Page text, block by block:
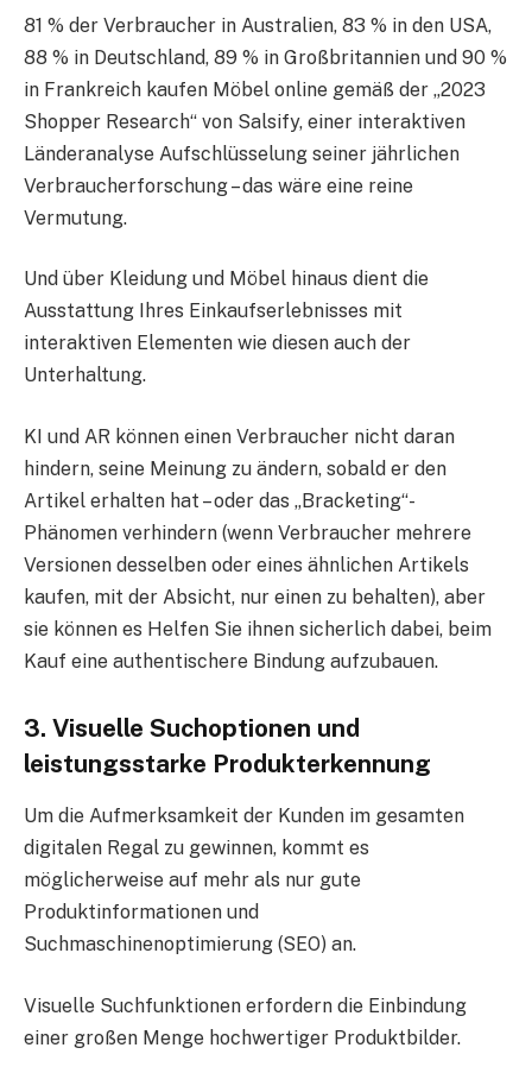
81 % der Verbraucher in Australien, 83 % in den USA,
88 % in Deutschland, 89 % in Großbritannien und 90 %
in Frankreich kaufen Möbel online gemäß der „2023
Shopper Research“ von Salsify, einer interaktiven
Länderanalyse Aufschlüsselung seiner jährlichen
Verbraucherforschung – das wäre eine reine
Vermutung.
Und über Kleidung und Möbel hinaus dient die
Ausstattung Ihres Einkaufserlebnisses mit
interaktiven Elementen wie diesen auch der
Unterhaltung.
KI und AR können einen Verbraucher nicht daran
hindern, seine Meinung zu ändern, sobald er den
Artikel erhalten hat – oder das „Bracketing“-
Phänomen verhindern (wenn Verbraucher mehrere
Versionen desselben oder eines ähnlichen Artikels
kaufen, mit der Absicht, nur einen zu behalten), aber
sie können es Helfen Sie ihnen sicherlich dabei, beim
Kauf eine authentischere Bindung aufzubauen.
3. Visuelle Suchoptionen und
leistungsstarke Produkterkennung
Um die Aufmerksamkeit der Kunden im gesamten
digitalen Regal zu gewinnen, kommt es
möglicherweise auf mehr als nur gute
Produktinformationen und
Suchmaschinenoptimierung (SEO) an.
Visuelle Suchfunktionen erfordern die Einbindung
einer großen Menge hochwertiger Produktbilder.